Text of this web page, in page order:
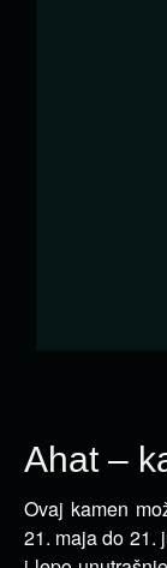
Ahat –
Ovaj kamen
21. maja do 21.